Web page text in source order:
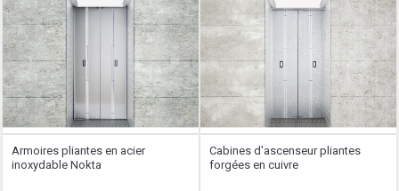
Armoires pliantes en acier
inoxydable Nokta
Cabines d'ascenseur pliantes
forgées en cuivre